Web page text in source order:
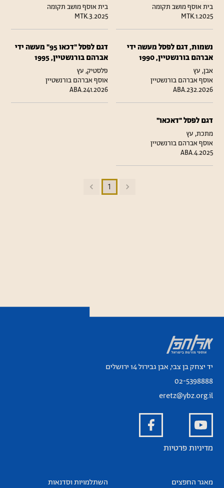
בית אוסף מושב תקומה
MTK.1.2025
בית אוסף מושב תקומה
MTK.3.2025
נשמות, דגם לפסל מעשה ידי
אברהם בורנשטיין, 1990
אבן, עץ
אוסף אברהם בורנשטיין
ABA.232.2026
דגם לפסל "דכאו 95" מעשה ידי
אברהם בורנשטיין, 1995
פלסטיק, עץ
אוסף אברהם בורנשטיין
ABA.241.2026
דגם לפסל "דאכאו"
מתכת, עץ
אוסף אברהם בורנשטיין
ABA.4.2025
1
יד יצחק בן צבי, אבן גבירול 14 ירושלים
02-5398888
eretz@ybz.org.il
מדיניות פרטיות
מאגר החפצים
השתלמויות וסדנאות